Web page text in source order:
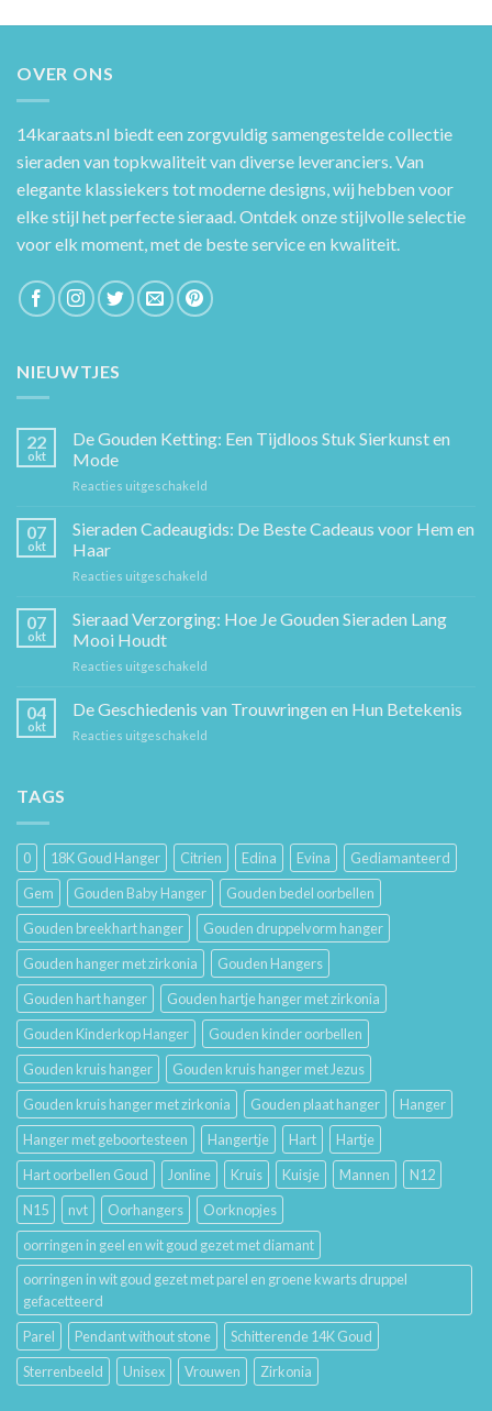
OVER ONS
14karaats.nl biedt een zorgvuldig samengestelde collectie
sieraden van topkwaliteit van diverse leveranciers. Van
elegante klassiekers tot moderne designs, wij hebben voor
elke stijl het perfecte sieraad. Ontdek onze stijlvolle selectie
voor elk moment, met de beste service en kwaliteit.
NIEUWTJES
22
okt
De Gouden Ketting: Een Tijdloos Stuk Sierkunst en
Mode
Reacties uitgeschakeld
Gouden
Sierkunst
07
okt
Sieraden Cadeaugids: De Beste Cadeaus voor Hem en
Haar
Reacties uitgeschakeld
Cadeaugids:
De
Hem
07
okt
Sieraad Verzorging: Hoe Je Gouden Sieraden Lang
Mooi Houdt
Reacties uitgeschakeld
Verzorging:
04
okt
De Geschiedenis van Trouwringen en Hun Betekenis
Reacties uitgeschakeld
Hun
Betekenis
TAGS
0 18K Goud Hanger Citrien Edina Evina
Gediamanteerd
Gem
Gouden Baby Hanger
Gouden bedel oorbellen
Gouden breekhart hanger
Gouden druppelvorm hanger
Gouden hanger met zirkonia
Gouden Hangers
Gouden hart hanger
Gouden hartje hanger met zirkonia
Gouden Kinderkop Hanger
Gouden kinder oorbellen
Gouden kruis hanger
Gouden kruis hanger met Jezus
Gouden kruis hanger met zirkonia
Gouden plaat hanger
Hanger
Hanger met geboortesteen
Hangertje Hart
Hartje
Hart oorbellen Goud
Jonline Kruis Kuisje Mannen
N12
N15
nvt Oorhangers
Oorknopjes
oorringen in geel en wit goud gezet met diamant
oorringen in wit goud gezet met parel en groene kwarts druppel
gefacetteerd
Parel
Pendant without stone
Schitterende 14K Goud
Sterrenbeeld
Unisex Vrouwen Zirkonia